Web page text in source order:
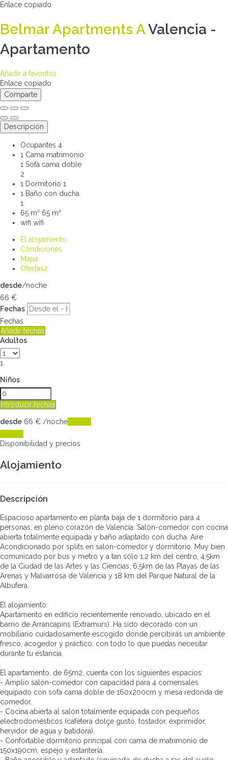
Enlace copiado
Belmar Apartments AValencia -
Apartamento
Añadir a favoritos
Enlace copiado
Comparte
Descripción
Ocupantes 4
1 Cama matrimonio
1 Sofá cama doble
2
1 Dormitorio 1
1 Baño con ducha
1
65 m² 65 m²
wifi wifi
El alojamiento
Condiciones
Mapa
Ofertas2
desde/noche
66 €
Fechas
Fechas
Añadir fechas
Adultos
1
Niños
Introducir fechas
desde 66 € /noche
Disponibilidad y precios
Alojamiento
Descripción
Espacioso apartamento en planta baja de 1 dormitorio para 4
personas, en pleno corazón de Valencia. Salón-comedor con cocina
abierta totalmente equipada y baño adaptado con ducha. Aire
Acondicionado por splits en salón-comedor y dormitorio. Muy bien
comunicado por bus y metro y a tan sólo 1,2 km del centro, 4,5km
de la Ciudad de las Artes y las Ciencias, 6,5km de las Playas de las
Arenas y Malvarrosa de Valencia y 18 km del Parque Natural de la
Albufera.
El alojamiento:
Apartamento en edificio recientemente renovado, ubicado en el
barrio de Arrancapins (Extramurs). Ha sido decorado con un
mobiliario cuidadosamente escogido donde percibirás un ambiente
fresco, acogedor y práctico, con todo lo que puedas necesitar
durante tu estancia.
El apartamento, de 65m2, cuenta con los siguientes espacios:
- Amplio salón-comedor con capacidad para 4 comensales
equipado con sofa cama doble de 160x200cm y mesa redonda de
comedor.
- Cocina abierta al salón totalmente equipada con pequeños
electrodomésticos (cafetera dolçe gusto, tostador, exprimidor,
hervidor de agua y batidora).
- Confortable dormitorio principal con cama de matrimonio de
150x190cm, espejo y estantería.